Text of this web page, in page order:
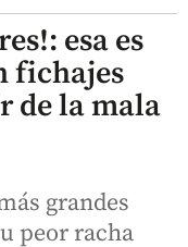
esa es
fichajes
de la mala
grandes
peor racha